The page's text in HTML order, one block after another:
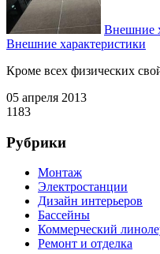
Внешние
Внешние характеристики
Кроме всех физических
05 апреля 2013
1183
Рубрики
Монтаж
Электростанции
Дизайн интерьеров
Бассейны
Коммерческий
Ремонт и отделка